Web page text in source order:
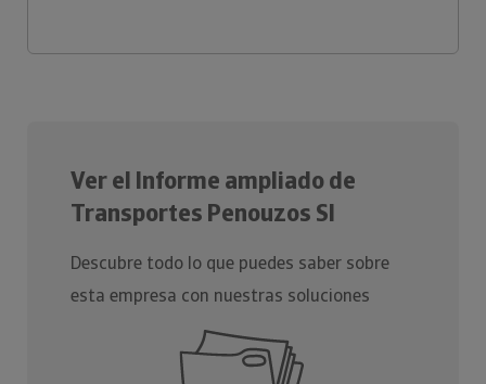
Ver el Informe ampliado de
Transportes Penouzos Sl
Descubre todo lo que puedes saber sobre
esta empresa con nuestras soluciones